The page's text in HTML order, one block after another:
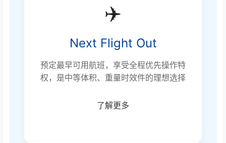
✈️
Next Flight Out
预定最早可用航班，享受全程优先操作特
权，是中等体积、重量时效件的理想选择
了解更多